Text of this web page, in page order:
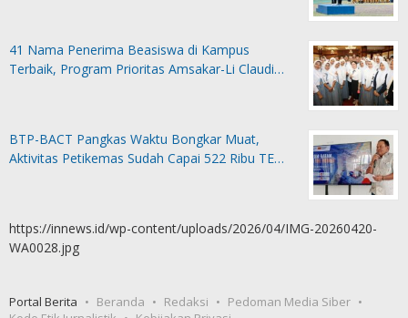
41 Nama Penerima Beasiswa di Kampus
Terbaik, Program Prioritas Amsakar-Li Claudi…
BTP-BACT Pangkas Waktu Bongkar Muat,
Aktivitas Petikemas Sudah Capai 522 Ribu TE…
https://innews.id/wp-content/uploads/2026/04/IMG-20260420-
WA0028.jpg
Portal Berita Beranda Redaksi
Pedoman Media Siber